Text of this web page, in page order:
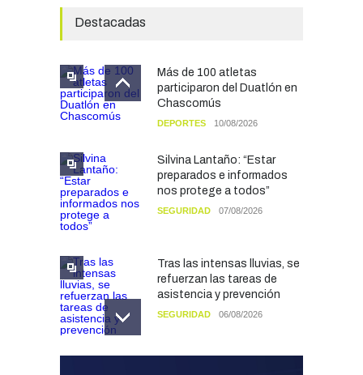
Destacadas
Más de 100 atletas
participaron del Duatlón en
Chascomús
DEPORTES 10/08/2026
Silvina Lantaño: “Estar
preparados e informados
nos protege a todos”
SEGURIDAD 07/08/2026
Tras las intensas lluvias, se
refuerzan las tareas de
asistencia y prevención
SEGURIDAD 06/08/2026